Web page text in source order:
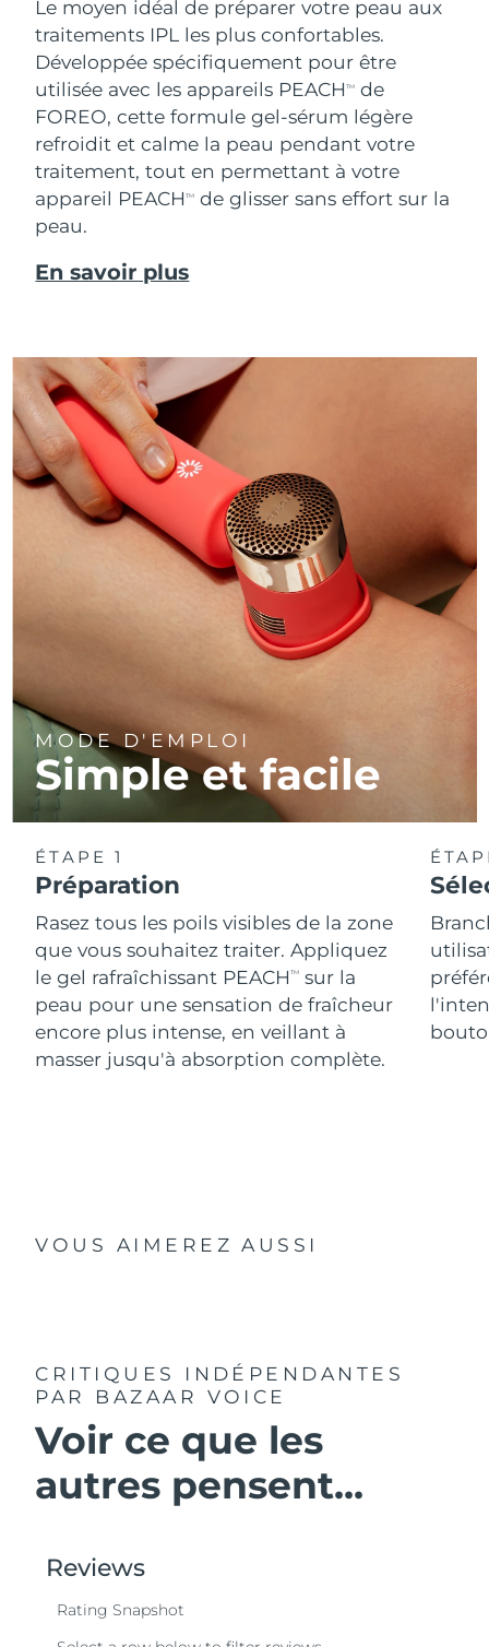
Le moyen idéal de préparer votre peau aux
traitements IPL les plus confortables.
Développée spécifiquement pour être
utilisée avec les appareils PEACHTM
de
FOREO, cette formule gel-sérum légère
refroidit et calme la peau pendant votre
traitement, tout en permettant à votre
appareil PEACHTM
de glisser sans effort sur la
peau.
En savoir plus
MODE D'EMPLOI
Simple et facile
ÉTAPE 1
Préparation
Rasez tous les poils visibles de la zone
que vous souhaitez traiter. Appliquez
le gel rafraîchissant PEACHTM
sur la
peau pour une sensation de fraîcheur
encore plus intense, en veillant à
masser jusqu'à absorption complète.
VOUS AIMEREZ AUSSI
CRITIQUES INDÉPENDANTES
PAR BAZAAR VOICE
Voir ce que les
autres pensent...